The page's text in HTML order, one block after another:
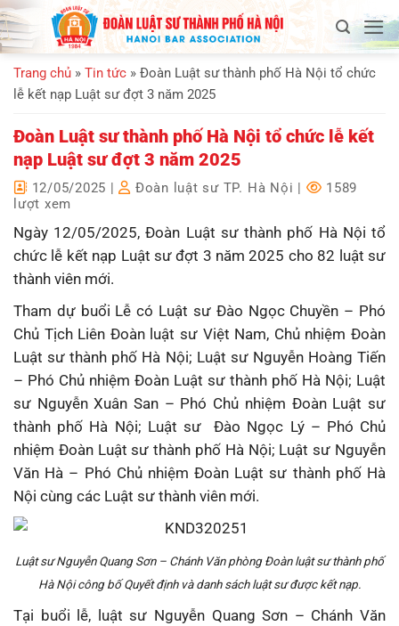
Bỏ
qua
nội
dung
Trang chủ » Tin tức » Đoàn Luật sư thành phố Hà Nội tổ chức
lễ kết nạp Luật sư đợt 3 năm 2025
Đoàn Luật sư thành phố Hà Nội tổ chức lễ kết
nạp Luật sư đợt 3 năm 2025
12/05/2025 | Đoàn luật sư TP. Hà Nội |
1589
lượt xem
Ngày 12/05/2025, Đoàn Luật sư thành phố Hà Nội tổ
chức lễ kết nạp Luật sư đợt 3 năm 2025 cho 82 luật sư
thành viên mới.
Tham dự buổi Lễ có Luật sư Đào Ngọc Chuyền – Phó
Chủ Tịch Liên Đoàn luật sư Việt Nam, Chủ nhiệm Đoàn
Luật sư thành phố Hà Nội; Luật sư Nguyễn Hoàng Tiến
– Phó Chủ nhiệm Đoàn Luật sư thành phố Hà Nội; Luật
sư Nguyễn Xuân San – Phó Chủ nhiệm Đoàn Luật sư
thành phố Hà Nội; Luật sư Đào Ngọc Lý – Phó Chủ
nhiệm Đoàn Luật sư thành phố Hà Nội; Luật sư Nguyễn
Văn Hà – Phó Chủ nhiệm Đoàn Luật sư thành phố Hà
Nội cùng các Luật sư thành viên mới.
Luật sư Nguyễn Quang Sơn – Chánh Văn phòng Đoàn luật sư thành phố
Hà Nội công bố Quyết định và danh sách luật sư được kết nạp.
Tại buổi lễ, luật sư Nguyễn Quang Sơn – Chánh Văn